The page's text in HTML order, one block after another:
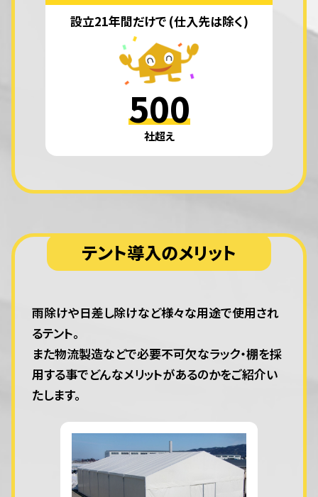
設立21年間だけで (仕入先は除く)
500
社超え
テント導入のメリット
雨除けや日差し除けなど様々な用途で使用され
るテント。
また物流製造などで必要不可欠なラック・棚を採
用する事でどんなメリットがあるのかをご紹介い
たします。